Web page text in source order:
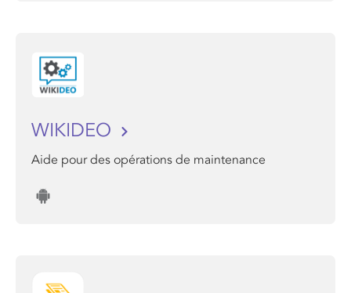
WIKIDEO
Aide pour des opérations de maintenance